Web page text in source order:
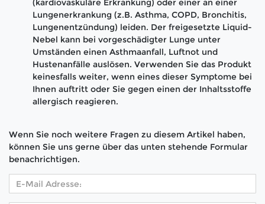
(kardiovaskuläre Erkrankung) oder einer an einer
Lungenerkrankung (z.B. Asthma, COPD, Bronchitis,
Lungenentzündung) leiden. Der freigesetzte Liquid-
Nebel kann bei vorgeschädigter Lunge unter
Umständen einen Asthmaanfall, Luftnot und
Hustenanfälle auslösen. Verwenden Sie das Produkt
keinesfalls weiter, wenn eines dieser Symptome bei
Ihnen auftritt oder Sie gegen einen der Inhaltsstoffe
allergisch reagieren.
Wenn Sie noch weitere Fragen zu diesem Artikel haben,
können Sie uns gerne über das unten stehende Formular
benachrichtigen.